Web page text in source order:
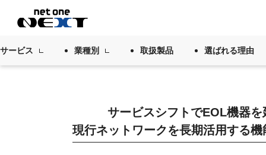
サービス 業種別 取扱製品 選ばれる理由
サービスシフトでEOL機器を
現行ネットワークを長期活用する